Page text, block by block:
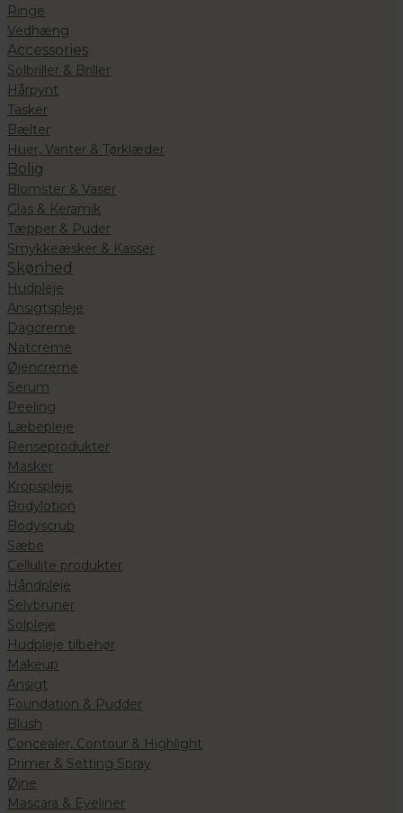
Ringe
Vedhæng
Accessories
Solbriller & Briller
Hårpynt
Tasker
Bælter
Huer, Vanter & Tørklæder
Bolig
Blomster & Vaser
Glas & Keramik
Tæpper & Puder
Smykkeæsker & Kasser
Skønhed
Hudpleje
Ansigtspleje
Dagcreme
Natcreme
Øjencreme
Serum
Peeling
Læbepleje
Renseprodukter
Masker
Kropspleje
Bodylotion
Bodyscrub
Sæbe
Cellulite produkter
Håndpleje
Selvbruner
Solpleje
Hudpleje tilbehør
Makeup
Ansigt
Foundation & Pudder
Blush
Concealer, Contour & Highlight
Primer & Setting Spray
Øjne
Mascara & Eyeliner